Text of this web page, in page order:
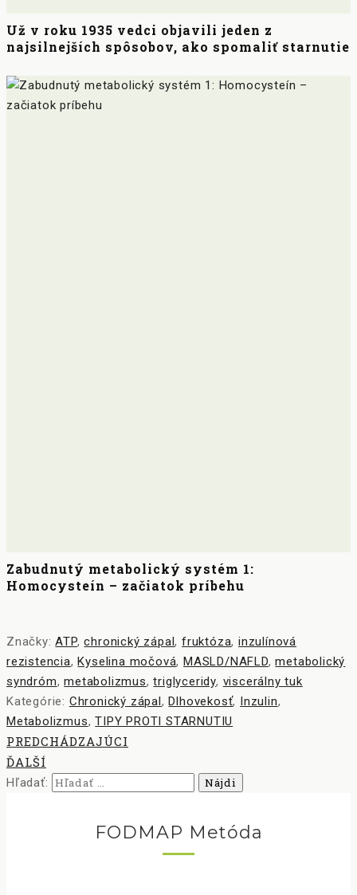
Už v roku 1935 vedci objavili jeden z
najsilnejších spôsobov, ako spomaliť starnutie
Zabudnutý metabolický systém 1:
Homocysteín – začiatok príbehu
Značky:ATP,chronický zápal,fruktóza,inzulínová
rezistencia, Kyselina močová, MASLD/NAFLD,metabolický
syndróm,metabolizmus,triglyceridy, viscerálny tuk
Kategórie: Chronický zápal , Dlhovekosť, Inzulin,
Metabolizmus,TIPY PROTI STARNUTIU
PREDCHÁDZAJÚCI
ĎALŠÍ
Hľadať:
FODMAP Metóda